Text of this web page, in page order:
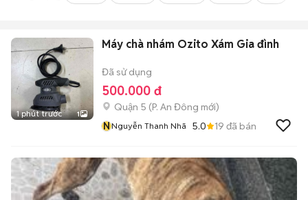
1 phút trước 1
Máy chà nhám Ozito Xám Gia đình
Đã sử dụng
500.000 đ
Quận 5 (P. An Đông mới)
NNguyễn Thanh Nhã 5.0 19 đã bán